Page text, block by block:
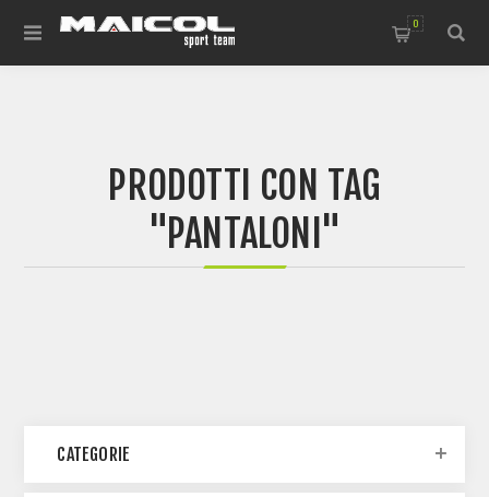
0
PRODOTTI CON TAG
"PANTALONI"
CATEGORIE